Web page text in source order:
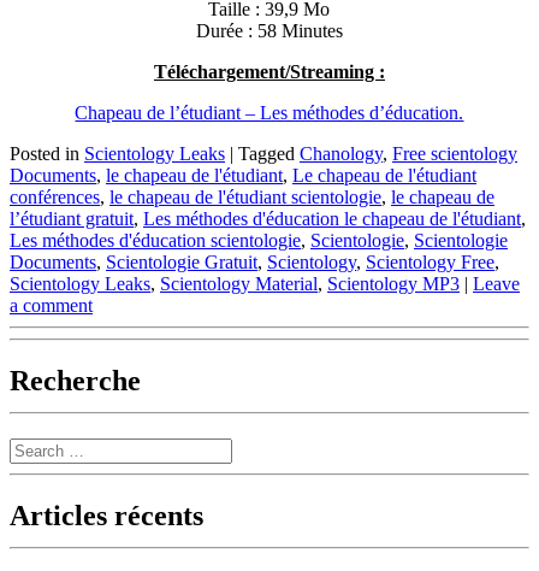
Taille : 39,9 Mo
Durée : 58 Minutes
Téléchargement/Streaming :
Chapeau de l’étudiant – Les méthodes d’éducation.
Posted in Scientology Leaks | Tagged Chanology, Free scientology
Documents, le chapeau de l'étudiant, Le chapeau de l'étudiant
conférences, le chapeau de l'étudiant scientologie, le chapeau de
l’étudiant gratuit, Les méthodes d'éducation le chapeau de l'étudiant,
Les méthodes d'éducation scientologie, Scientologie, Scientologie
Documents, Scientologie Gratuit, Scientology, Scientology Free,
Scientology Leaks, Scientology Material, Scientology MP3 | Leave
a comment
Recherche
Search
Articles récents